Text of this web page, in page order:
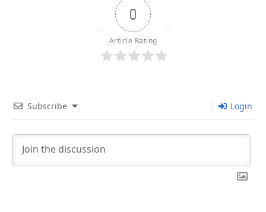
0
Article Rating
Subscribe Login